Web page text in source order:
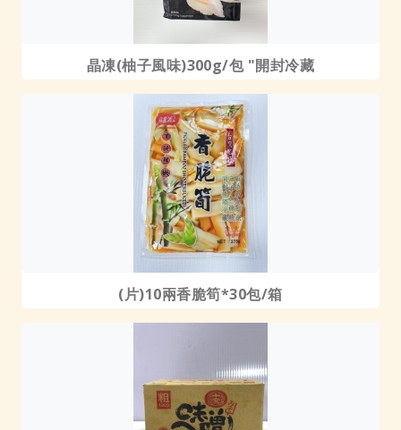
晶凍(柚子風味)300g/包 "開封冷藏
(片)10兩香脆筍*30包/箱